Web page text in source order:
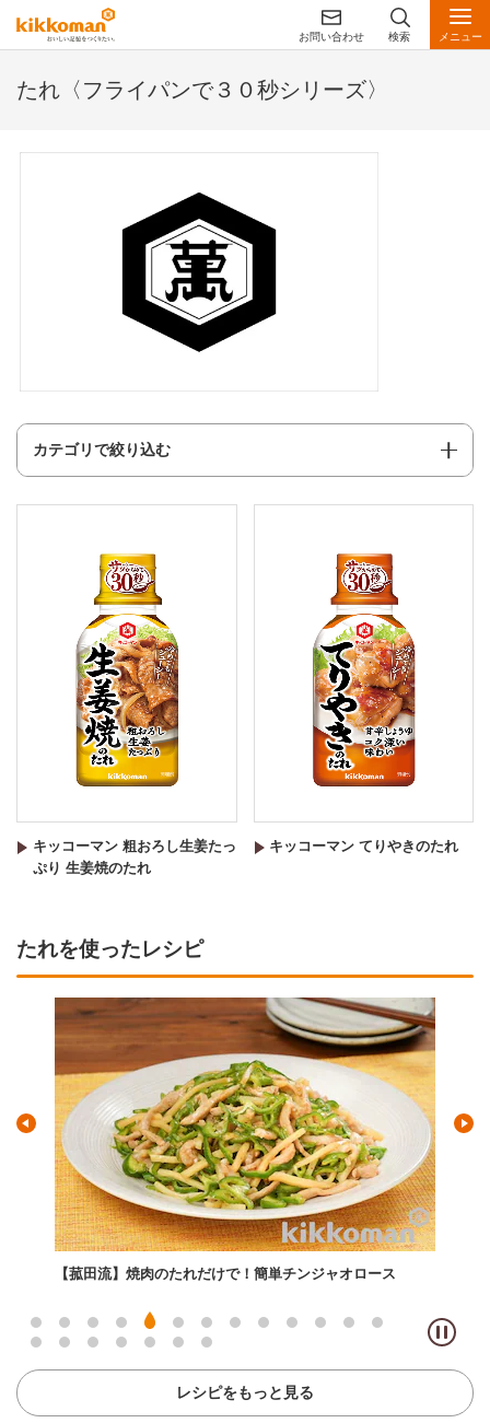
お問い合わせ 検索 メニュー
たれ〈フライパンで３０秒シリーズ〉
カテゴリで絞り込む
キッコーマン 粗おろし生姜たっ
ぷり 生姜焼のたれ
キッコーマン てりやきのたれ
たれを使ったレシピ
【菰田流】焼肉のたれだけで！簡単チンジャオロース
レシピをもっと見る